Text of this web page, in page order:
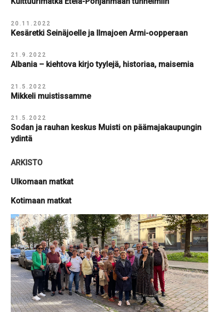
20.11.2022
Kesäretki Seinäjoelle ja Ilmajoen Armi-oopperaan
21.9.2022
Albania – kiehtova kirjo tyylejä, historiaa, maisemia
21.5.2022
Mikkeli muistissamme
21.5.2022
Sodan ja rauhan keskus Muisti on päämajakaupungin
ydintä
ARKISTO
Ulkomaan matkat
Kotimaan matkat